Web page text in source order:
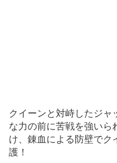
クイーンと対峙したジ
な力の前に苦戦を強いら
け、錬血による防壁でク
護！